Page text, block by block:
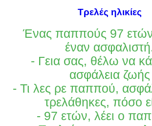
Τρελές ηλικίες
Ένας παππούς 97
έναν
- Γεια σας, θέλω να
ασφάλεια ζωής
- Τι λες ρε παππού,
τρελάθηκες, πόσο
- 97 ετών, λέει ο